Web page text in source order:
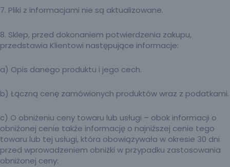
7. Pliki z informacjami nie są aktualizowane.
8. Sklep, przed dokonaniem potwierdzenia zakupu,
przedstawia Klientowi następujące informacje:
a) Opis danego produktu i jego cech.
b) Łączną cenę zamówionych produktów wraz z podatkami.
c) O obniżeniu ceny towaru lub usługi – obok informacji o
obniżonej cenie także informację o najniższej cenie tego
towaru lub tej usługi, która obowiązywała w okresie 30 dni
przed wprowadzeniem obniżki w przypadku zastosowania
obniżonej ceny: